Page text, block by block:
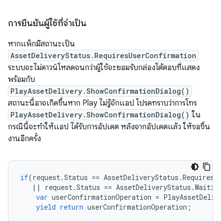
การยืนยันผู้ใช้ที่จำเป็น
หากแพ็กมีสถานะเป็น
AssetDeliveryStatus.RequiresUserConfirmation
ระบบจะไม่ดาวน์โหลดจนกว่าผู้ใช้จะยอมรับกล่องโต้ตอบที่แสดง
พร้อมกับ
PlayAssetDelivery.ShowConfirmationDialog()
สถานะนี้อาจเกิดขึ้นหาก Play ไม่รู้จักแอป โปรดทราบว่าการโทร
PlayAssetDelivery.ShowConfirmationDialog() ใน
กรณีนี้จะทำให้แอป ได้รับการอัปเดต หลังจากอัปเดตแล้ว ให้ขอชิ้น
งานอีกครั้ง
if(request .Status == AssetDeliveryStatus .
||
request .Status == AssetDeliveryStatus .
var userConfirmationOperation =
yield return userConfirmationOperation ;